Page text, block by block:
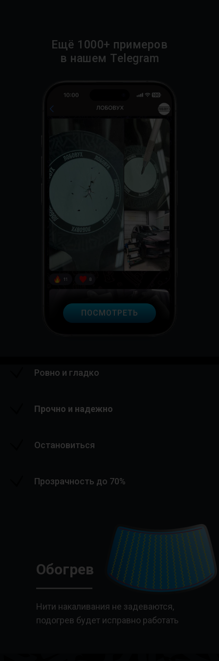
Ещё 1000+ примеров
в нашем Telegram
ПОСМОТРЕТЬ
Ровно и гладко
Прочно и надежно
Остановиться
Прозрачность до 70%
Нити накаливания не задеваются,
подогрев будет исправно работать
Обогрев